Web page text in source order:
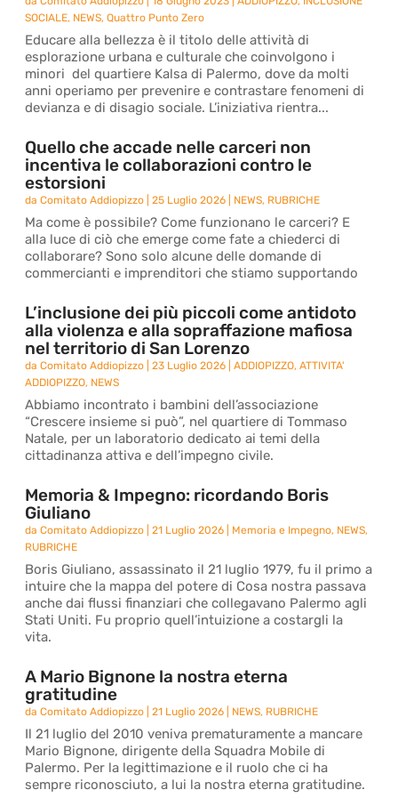
SOCIALE, NEWS,Quattro Punto Zero
Educare alla bellezza è il titolo delle attività di
esplorazione urbana e culturale che coinvolgono i
minori del quartiere Kalsa di Palermo, dove da molti
anni operiamo per prevenire e contrastare fenomeni di
devianza e di disagio sociale. L’iniziativa rientra...
Quello che accade nelle carceri non
incentiva le collaborazioni contro le
estorsioni
daComitato Addiopizzo |25 Luglio 2026 NEWS, RUBRICHE
Ma come è possibile? Come funzionano le carceri? E
alla luce di ciò che emerge come fate a chiederci di
collaborare? Sono solo alcune delle domande di
commercianti e imprenditori che stiamo supportando
L’inclusione dei più piccoli come antidoto
alla violenza e alla sopraffazione mafiosa
nel territorio di San Lorenzo
daComitato Addiopizzo |23 Luglio 2026 |ADDIOPIZZO,ATTIVITA'
ADDIOPIZZO, NEWS
Abbiamo incontrato i bambini dell’associazione
“Crescere insieme si può”, nel quartiere di Tommaso
Natale, per un laboratorio dedicato ai temi della
cittadinanza attiva e dell’impegno civile.
Memoria & Impegno: ricordando Boris
Giuliano
daComitato Addiopizzo |21 Luglio 2026 Memoria e Impegno, NEWS,
RUBRICHE
Boris Giuliano, assassinato il 21 luglio 1979, fu il primo a
intuire che la mappa del potere di Cosa nostra passava
anche dai flussi finanziari che collegavano Palermo agli
Stati Uniti. Fu proprio quell’intuizione a costargli la
vita.
A Mario Bignone la nostra eterna
gratitudine
daComitato Addiopizzo |21 Luglio 2026 NEWS, RUBRICHE
Il 21 luglio del 2010 veniva prematuramente a mancare
Mario Bignone, dirigente della Squadra Mobile di
Palermo. Per la legittimazione e il ruolo che ci ha
sempre riconosciuto, a lui la nostra eterna gratitudine.